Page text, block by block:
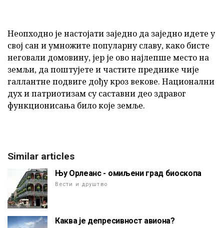
Неопходно је настојати заједно да заједно идете у
свој сан и умножите популарну славу, како бисте
неговали домовину, јер је ово најлепше место на
земљи, да поштујете и частите преднике чије
галлантне подвиге дођу кроз векове. Национални
дух и патриотизам су саставни део здравог
функционисања било које земље.
Similar articles
Њу Орлеанс - омиљени град биоскопа
Вести и друштво
Каква је депресивност авиона?